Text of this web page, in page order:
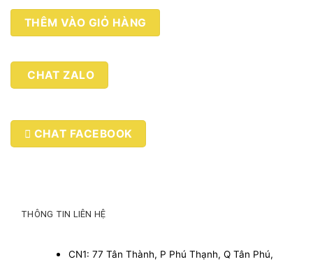
Tròn
đầy
lượng
THÊM VÀO GIỎ HÀNG
CHAT ZALO
CHAT FACEBOOK
THÔNG TIN LIÊN HỆ
CN1: 77 Tân Thành, P Phú Thạnh, Q Tân Phú,